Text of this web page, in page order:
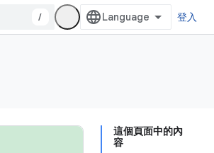
/ 登入
這個頁面中的內
容